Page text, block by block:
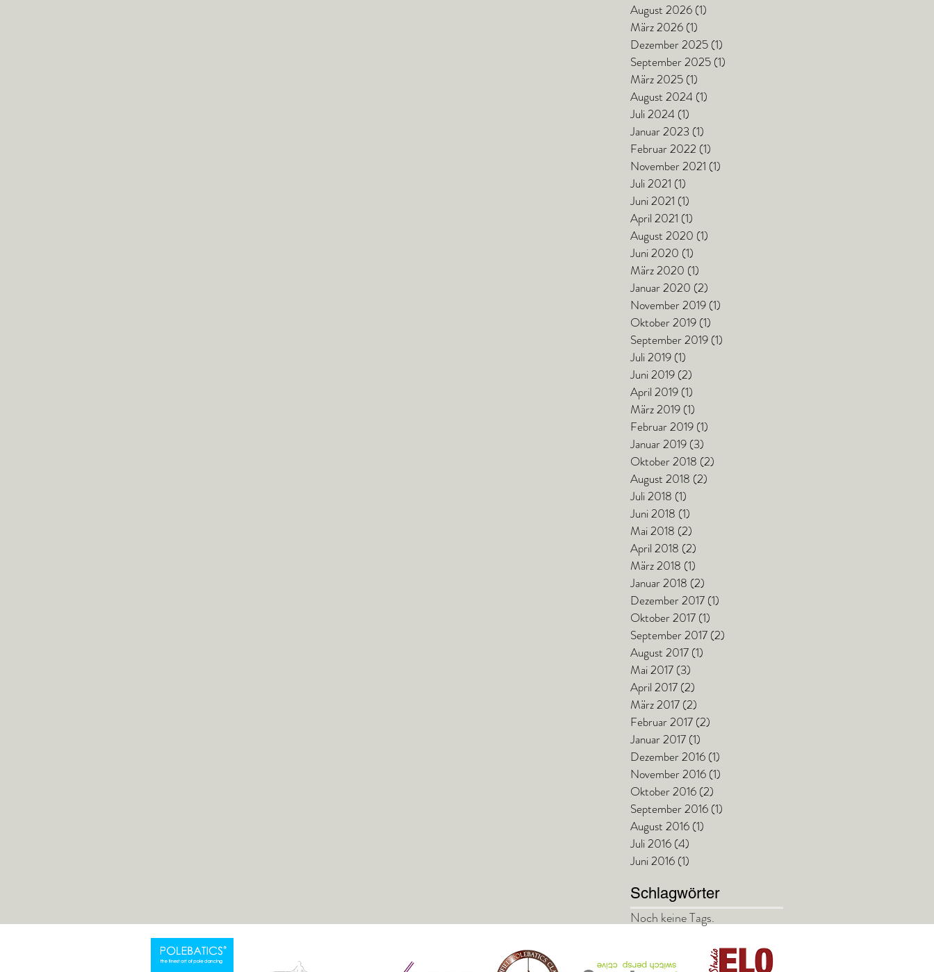
August 2026 (1)
März 2026 (1)
Dezember 2025 (1)
September 2025 (1)
März 2025 (1)
August 2024 (1)
Juli 2024 (1)
Januar 2023 (1)
Februar 2022 (1)
November 2021 (1)
Juli 2021 (1)
Juni 2021 (1)
April 2021 (1)
August 2020 (1)
Juni 2020 (1)
März 2020 (1)
Januar 2020 (2)
November 2019 (1)
Oktober 2019 (1)
September 2019 (1)
Juli 2019 (1)
Juni 2019 (2)
April 2019 (1)
März 2019 (1)
Februar 2019 (1)
Januar 2019 (3)
Oktober 2018 (2)
August 2018 (2)
Juli 2018 (1)
Juni 2018 (1)
Mai 2018 (2)
April 2018 (2)
März 2018 (1)
Januar 2018 (2)
Dezember 2017 (1)
Oktober 2017 (1)
September 2017 (2)
August 2017 (1)
Mai 2017 (3)
April 2017 (2)
März 2017 (2)
Februar 2017 (2)
Januar 2017 (1)
Dezember 2016 (1)
November 2016 (1)
Oktober 2016 (2)
September 2016 (1)
August 2016 (1)
Juli 2016 (4)
Juni 2016 (1)
Schlagwörter
Noch keine Tags.